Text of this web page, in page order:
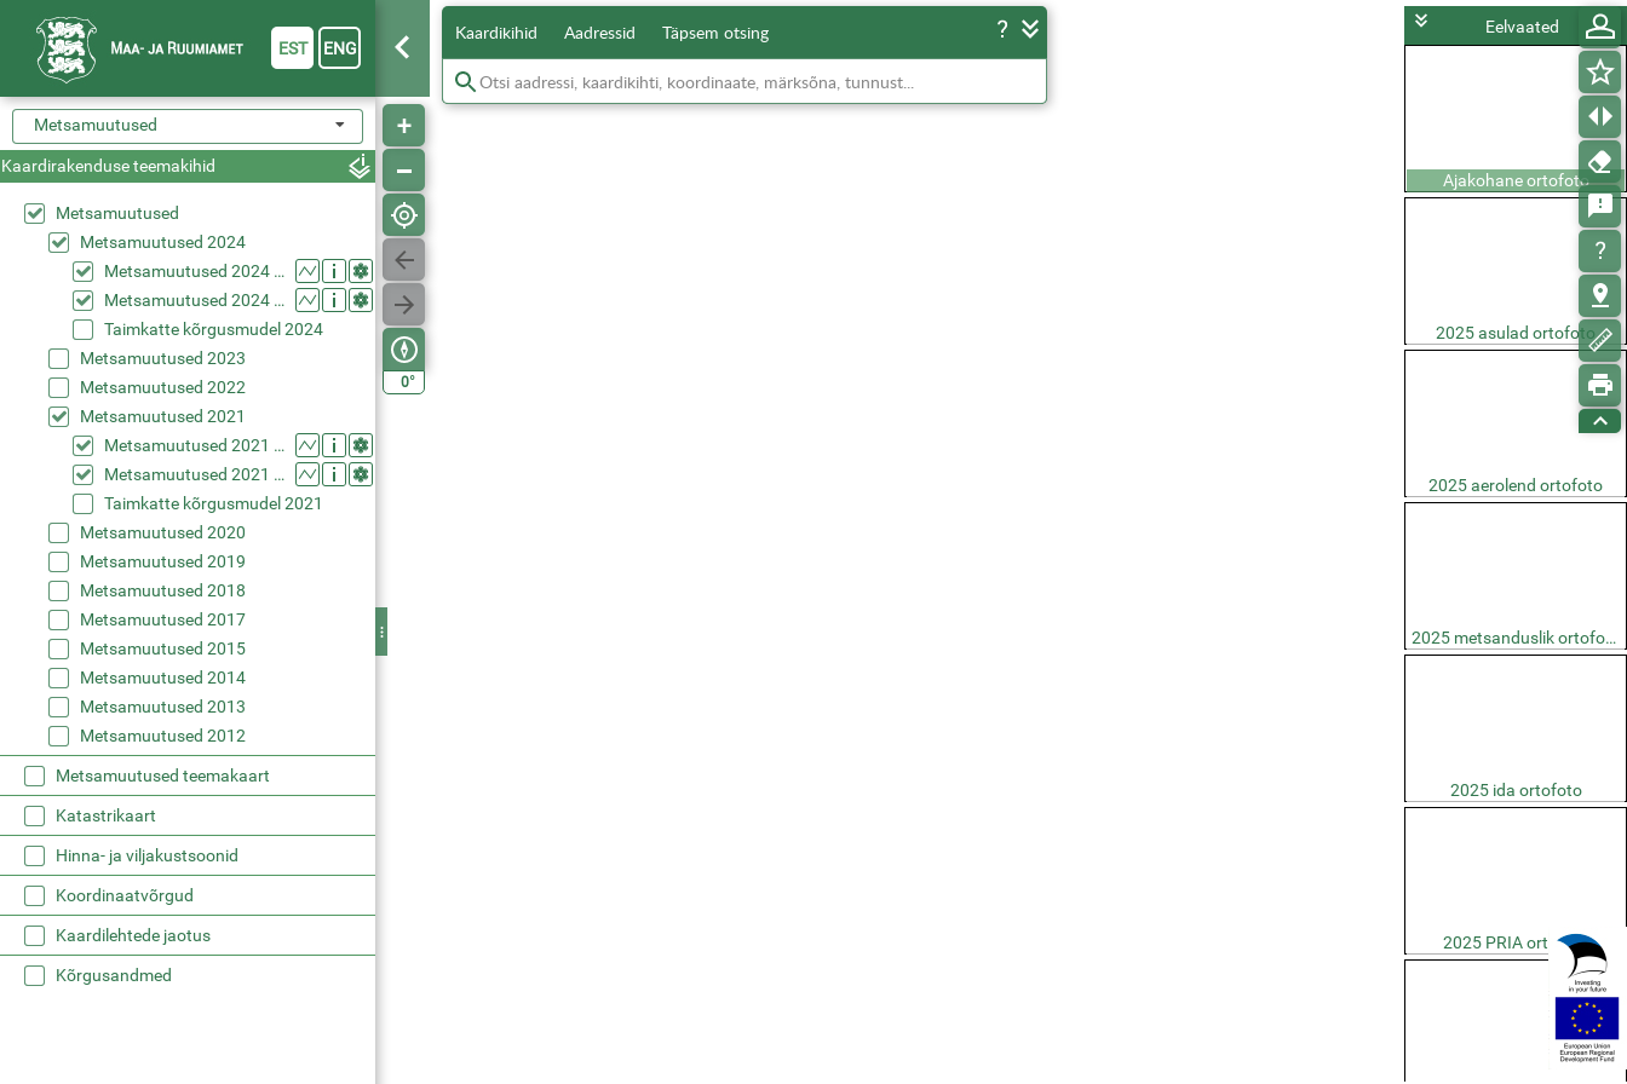
0°
Kaardikihid Aadressid Täpsem otsing Eelvaated
Ajakohane ortofoto
2025 asulad ortofoto
2025 aerolend ortofoto
2025 metsanduslik ortofoto
2025 ida ortofoto
2025 PRIA ortofoto
Metsamuutused
Kaardirakenduse teemakihid
Metsamuutused
Metsamuutused 2024
Metsamuutused 2024 (kevad)
Metsamuutused 2024 (suvi)
Taimkatte kõrgusmudel 2024
Metsamuutused 2023
Metsamuutused 2022
Metsamuutused 2021
Metsamuutused 2021 (kevad)
Metsamuutused 2021 (suvi)
Taimkatte kõrgusmudel 2021
Metsamuutused 2020
Metsamuutused 2019
Metsamuutused 2018
Metsamuutused 2017
Metsamuutused 2015
Metsamuutused 2014
Metsamuutused 2013
Metsamuutused 2012
Metsamuutused teemakaart
Katastrikaart
Hinna- ja viljakustsoonid
Koordinaatvõrgud
Kaardilehtede jaotus
Kõrgusandmed
EST ENG